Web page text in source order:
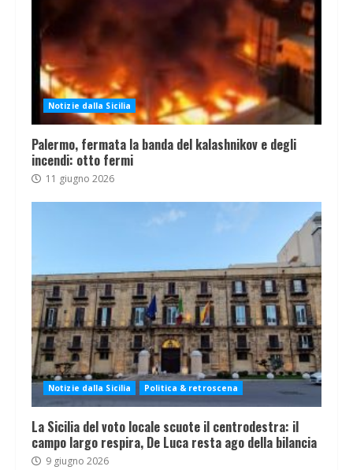
Notizie dalla Sicilia
Palermo, fermata la banda del kalashnikov e degli
incendi: otto fermi
11 giugno 2026
Notizie dalla Sicilia Politica & retroscena
La Sicilia del voto locale scuote il centrodestra: il
campo largo respira, De Luca resta ago della bilancia
9 giugno 2026